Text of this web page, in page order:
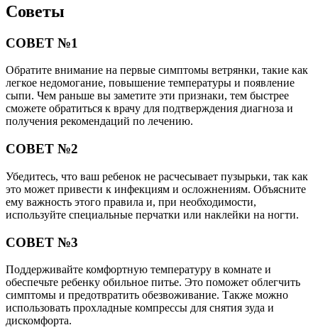
Советы
СОВЕТ №1
Обратите внимание на первые симптомы ветрянки, такие как
легкое недомогание, повышение температуры и появление
сыпи. Чем раньше вы заметите эти признаки, тем быстрее
сможете обратиться к врачу для подтверждения диагноза и
получения рекомендаций по лечению.
СОВЕТ №2
Убедитесь, что ваш ребенок не расчесывает пузырьки, так как
это может привести к инфекциям и осложнениям. Объясните
ему важность этого правила и, при необходимости,
используйте специальные перчатки или наклейки на ногти.
СОВЕТ №3
Поддерживайте комфортную температуру в комнате и
обеспечьте ребенку обильное питье. Это поможет облегчить
симптомы и предотвратить обезвоживание. Также можно
использовать прохладные компрессы для снятия зуда и
дискомфорта.